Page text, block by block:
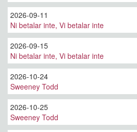
2026-09-11
Ni betalar inte, Vi betalar inte
2026-09-15
Ni betalar inte, Vi betalar inte
2026-10-24
Sweeney Todd
2026-10-25
Sweeney Todd